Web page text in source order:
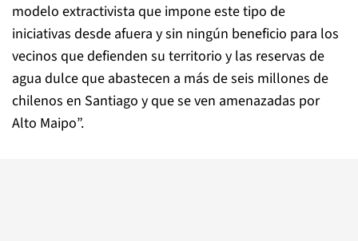
modelo extractivista que impone este tipo de
iniciativas desde afuera y sin ningún beneficio para los
vecinos que defienden su territorio y las reservas de
agua dulce que abastecen a más de seis millones de
chilenos en Santiago y que se ven amenazadas por
Alto Maipo”.